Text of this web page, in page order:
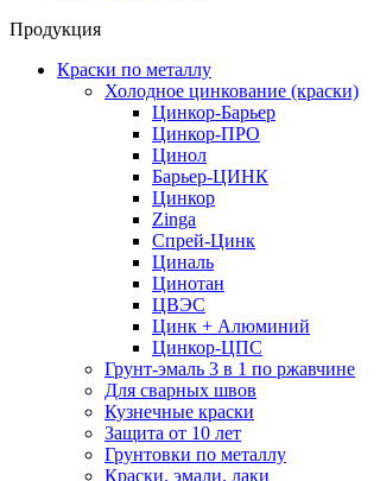
Продукция
Краски по металлу
Холодное цинкование (краски)
Цинкор-Барьер
Цинкор-ПРО
Цинол
Барьер-ЦИНК
Цинкор
Zinga
Спрей-Цинк
Циналь
Цинотан
ЦВЭС
Цинк + Алюминий
Цинкор-ЦПС
Грунт-эмаль 3 в 1 по ржавчине
Для сварных швов
Кузнечные краски
Защита от 10 лет
Грунтовки по металлу
Краски, эмали, лаки